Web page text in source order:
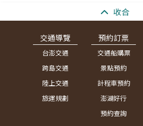
收合
交通導覽
台澎交通
跨島交通
陸上交通
旅運規劃
預約訂票
交通船購票
景點預約
計程車預約
澎湖好行
預約查詢